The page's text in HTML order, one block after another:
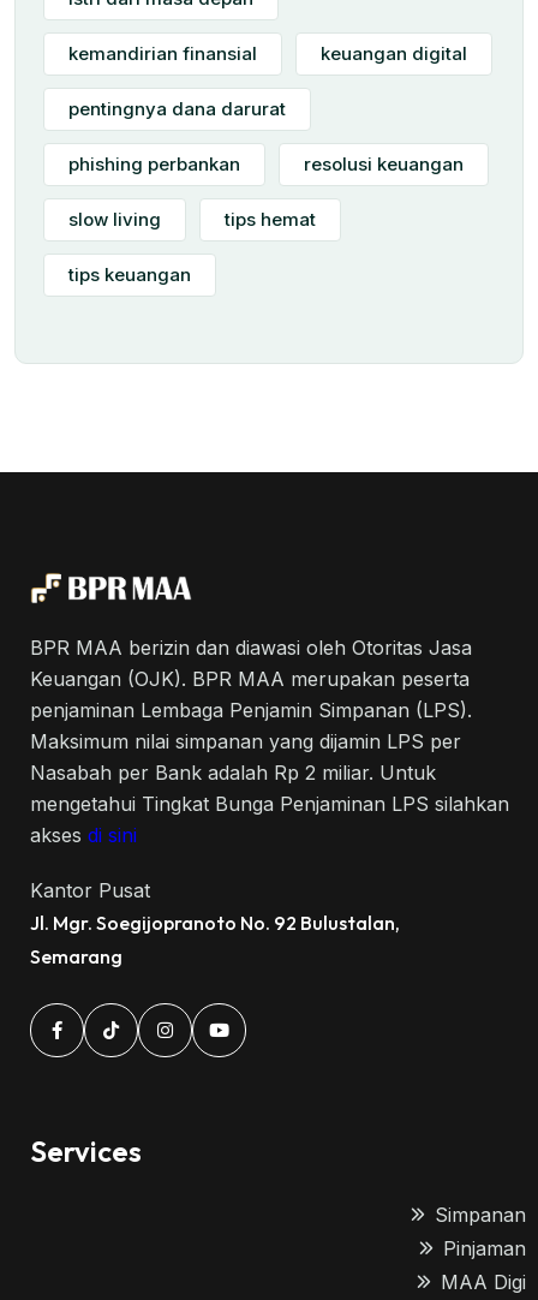
kemandirian finansial keuangan digital
pentingnya dana darurat
phishing perbankan resolusi keuangan
slow living tips hemat
tips keuangan
BPR MAA berizin dan diawasi oleh Otoritas Jasa
Keuangan (OJK). BPR MAA merupakan peserta
penjaminan Lembaga Penjamin Simpanan (LPS).
Maksimum nilai simpanan yang dijamin LPS per
Nasabah per Bank adalah Rp 2 miliar. Untuk
mengetahui Tingkat Bunga Penjaminan LPS silahkan
akses di sini
Jl. Mgr. Soegijopranoto No. 92 Bulustalan,
Semarang
Kantor Pusat
Services
Simpanan
Pinjaman
MAA Digi